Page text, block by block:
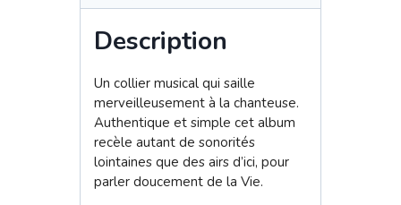
titres
Description
Un collier musical qui saille
merveilleusement à la chanteuse.
Authentique et simple cet album
recèle autant de sonorités
lointaines que des airs d’ici, pour
parler doucement de la Vie.